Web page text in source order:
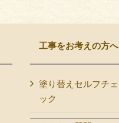
工事をお考えの方へ
塗り替えセルフチェ
ック